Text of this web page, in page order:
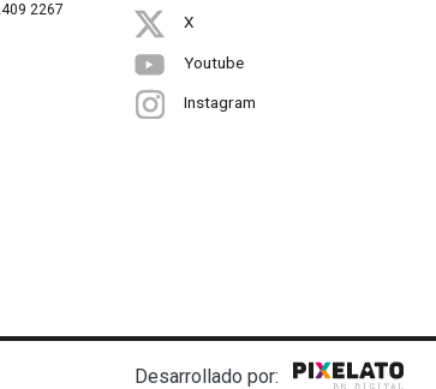
2267
X
Youtube
Instagram
Desarrollado por: